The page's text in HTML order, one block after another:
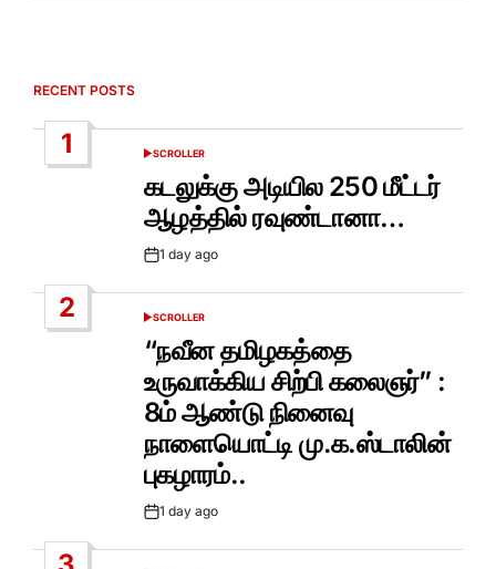
RECENT POSTS
1
POSTED
SCROLLER
கடலுக்கு அடியில 250 மீட்டர்
ஆழத்தில் ரவுண்டானா…
Post1 day ago
2
POSTED
IN
SCROLLER
“நவீன தமிழகத்தை
உருவாக்கிய சிற்பி கலைஞர்” :
8ம் ஆண்டு நினைவு
நாளையொட்டி மு.க.ஸ்டாலின்
புகழாரம்..
Post1 day ago